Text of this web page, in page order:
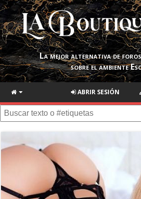
La mejor alternativa de
sobre el ambiente
ABRIR SESIÓN